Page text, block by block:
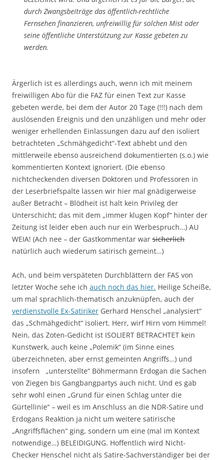
durch Zwangsbeiträge das öffentlich-rechtliche
Fernsehen finanzieren, unfreiwillig für solchen Mist oder
seine öffentliche Unterstützung zur Kasse gebeten zu
werden.
Ärgerlich ist es allerdings auch, wenn ich mit meinem
freiwilligen Abo für die FAZ für einen Text zur Kasse
gebeten werde, bei dem der Autor 20 Tage (!!!) nach dem
auslösenden Ereignis und den unzähligen und mehr oder
weniger erhellenden Einlassungen dazu auf den isoliert
betrachteten „Schmähgedicht“-Text abhebt und den
mittlerweile ebenso ausreichend dokumentierten (s.o.) wie
kommentierten Kontext ignoriert. (Die ebenso
nichtcheckenden diversen Doktoren und Professoren in
der Leserbriefspalte lassen wir hier mal gnädigerweise
außer Betracht – Blödheit ist halt kein Privileg der
Unterschicht; das mit dem „immer klugen Kopf“ hinter der
Zeitung ist leider eben auch nur ein Werbespruch…) AU
WEIA! (Ach nee – der Gastkommentar war sicherlich
natürlich auch wiederum satirisch gemeint…)
Ach, und beim verspäteten Durchblättern der FAS von
letzter Woche sehe ich auch noch das hier. Heilige Scheiße,
um mal sprachlich-thematisch anzuknüpfen, auch der
verdienstvolle Ex-Satiriker Gerhard Henschel „analysiert“
das „Schmähgedicht“ isoliert. Herr, wirf Hirn vom Himmel!
Nein, das Zoten-Gedicht ist ISOLIERT BETRACHTET kein
Kunstwerk, auch keine „Polemik“ (im Sinne eines
überzeichneten, aber ernst gemeinten Angriffs…) und
insofern „unterstellte“ Böhmermann Erdogan die Sachen
von Ziegen bis Gangbangpartys auch nicht. Und es gab
sehr wohl einen „Grund für einen Schlag unter die
Gürtellinie“ – weil es im Anschluss an die NDR-Satire und
Erdogans Reaktion ja nicht um weitere satirische
„Angriffsflächen“ ging, sondern um eine (mal im Kontext
notwendige…) BELEIDIGUNG. Hoffentlich wird Nicht-
Checker Henschel nicht als Satire-Sachverständiger bei der